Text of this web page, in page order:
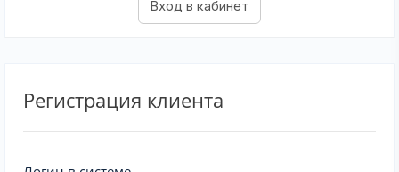
Регистрация клиента